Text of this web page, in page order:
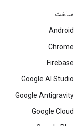
ساخت
Android
Chrome
Firebase
Google AI Studio
Google Antigravity
Google Cloud